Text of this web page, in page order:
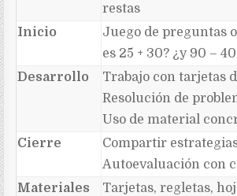
restas
Inicio
Juego de preguntas
es 25 + 30? ¿y 90 –
Desarrollo
Trabajo con tarjetas
Resolución de
Uso de material
Cierre
Compartir
Autoevaluación con
Materiales
Tarjetas, regletas,